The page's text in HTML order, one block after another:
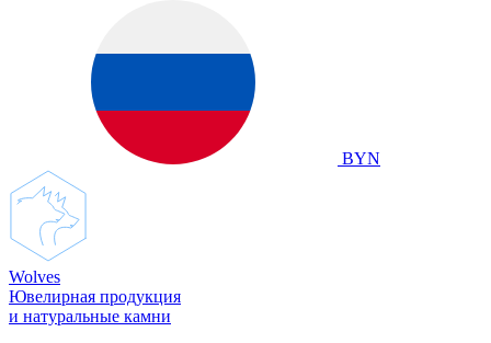
BYN
Wolves
Ювелирная продукция
и натуральные камни